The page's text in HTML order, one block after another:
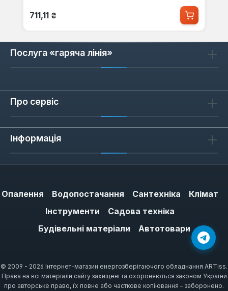
Звичайна ціна:
711,11 ₴
Послуга «гаряча лінія»
Про сервіс
Інформація
Опалення Водопостачання Сантехніка
Клімат
Інструменти
Садова техніка
Будівельні матеріали
Автотовари
© 2009 - 2026 Інтернет-магазин енергозберігаючого обладнання ARTiss.
Права на всі матеріали сайту захищені та охороняються законом України
про авторське право, їх повне або часткове копіювання – заборонено.